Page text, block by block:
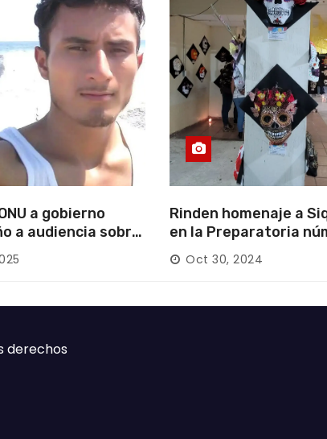
a gobierno
a audiencia sobre
forzada en la
Rinden homenaje a
en la Preparatoria
Oct 30, 2024
derechos